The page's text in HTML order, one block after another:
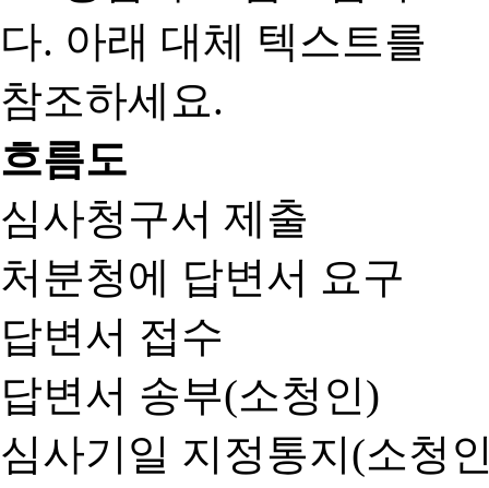
흐름도
심사청구서 제출
처분청에 답변서 요구
답변서 접수
답변서 송부(소청인)
심사기일 지정통지(소청